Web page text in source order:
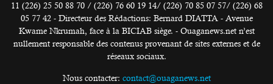
11 (226) 25 50 88 70 / (226) 76 60 19 14/ (226) 70 85 07 57/ (226) 68
05 77 42 - Directeur des Rédactions: Bernard DIATTA - Avenue
Kwame Nkrumah, face à la BICIAB siège. - Ouaganews.net n’est
nullement responsable des contenus provenant de sites externes et de
réseaux sociaux.
Nous contacter: contact@ouaganews.net